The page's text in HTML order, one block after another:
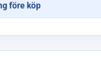
före köp